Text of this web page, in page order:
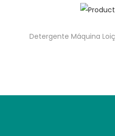
Detergente Máquina